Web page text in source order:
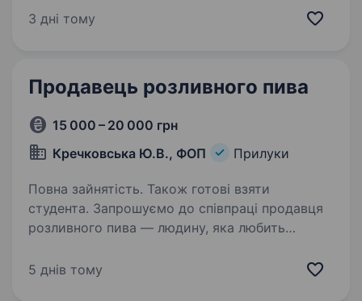
постачальника в будівельний гіпермаркет для
3 дні тому
Продавець розливного пива
15 000 – 20 000 грн
Кречковська Ю.В., ФОП
Прилуки
Повна зайнятість. Також готові взяти
студента. Запрошуємо до співпраці продавця
розливного пива — людину, яка любить
ставиться до роботи і хоче розвиватися
5 днів тому